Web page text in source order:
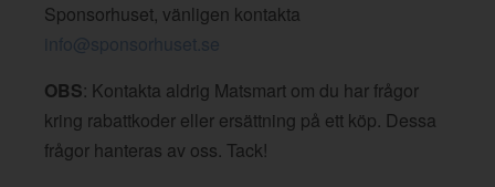
Sponsorhuset, vänligen kontakta
info@sponsorhuset.se
OBS: Kontakta aldrig Matsmart om du har frågor
kring rabattkoder eller ersättning på ett köp. Dessa
frågor hanteras av oss. Tack!